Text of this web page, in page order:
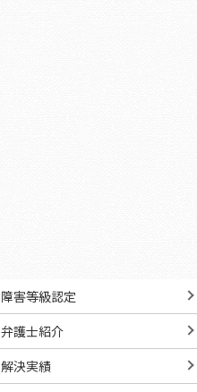
障害等級認定
弁護士紹介
解決実績